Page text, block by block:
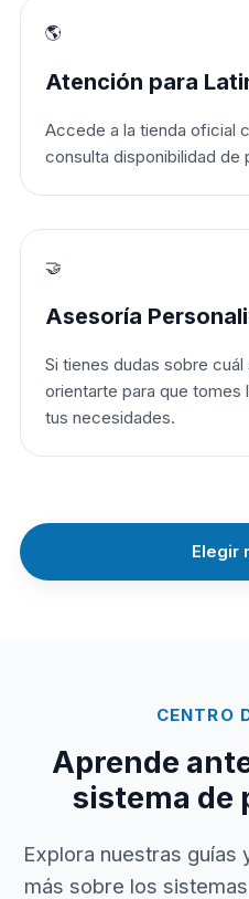
🌎
Atención para
Accede a la tienda oficial
consulta disponibilidad
🤝
Asesoría
Si tienes dudas sobre
orientarte para que tomes
tus necesidades.
Elegir
CENTRO
Aprende
sistema de
Explora nuestras
más sobre los